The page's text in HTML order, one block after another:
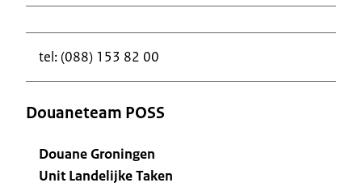
tel: (088) 153 82 00
Douaneteam POSS
Douane Groningen
Unit Landelijke Taken